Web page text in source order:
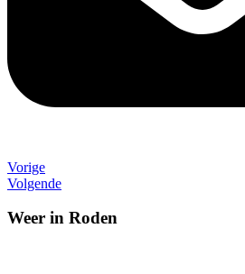
Vorige
Volgende
Weer in Roden